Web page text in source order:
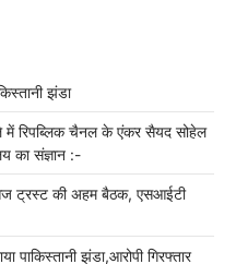
झंडा
में रिपब्लिक चैनल के एंकर सैयद सोहेल
का संज्ञान :-
आज ट्रस्ट की अहम बैठक, एसआईटी
झंडा,आरोपी गिरफ्तार